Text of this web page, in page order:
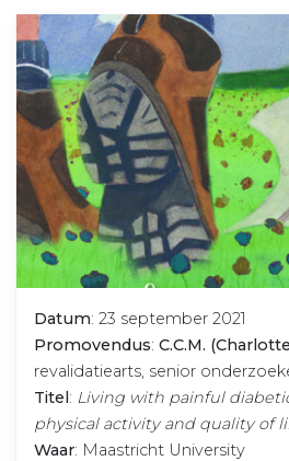
Datum: 23 september 2021
Promovendus: C.C.M.
revalidatiearts, senior
Titel: Living with painful
physical activity and quality of
Waar: Maastricht University